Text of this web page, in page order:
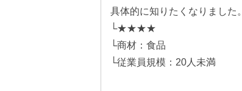
具体的に知りたくなりました。
└★★★★
└商材：食品
└従業員規模：20人未満